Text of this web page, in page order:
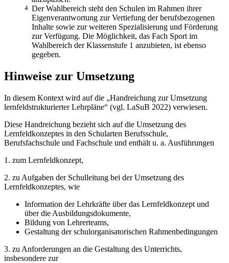
4 Der Wahlbereich steht den Schulen im Rahmen ihrer
Eigenverantwortung zur Vertiefung der berufsbezogenen
Inhalte sowie zur weiteren Spezialisierung und Förderung
zur Verfügung. Die Möglichkeit, das Fach Sport im
Wahlbereich der Klassenstufe 1 anzubieten, ist ebenso
gegeben.
Hinweise zur Umsetzung
In diesem Kontext wird auf die „Handreichung zur Umsetzung
lernfeldstrukturierter Lehrpläne“ (vgl. LaSuB 2022) verwiesen.
Diese Handreichung bezieht sich auf die Umsetzung des
Lernfeldkonzeptes in den Schularten Berufsschule,
Berufsfachschule und Fachschule und enthält u. a. Ausführungen
1. zum Lernfeldkonzept,
2. zu Aufgaben der Schulleitung bei der Umsetzung des
Lernfeldkonzeptes, wie
Information der Lehrkräfte über das Lernfeldkonzept und
über die Ausbildungsdokumente,
Bildung von Lehrerteams,
Gestaltung der schulorganisatorischen Rahmenbedingungen
3. zu Anforderungen an die Gestaltung des Unterrichts,
insbesondere zur